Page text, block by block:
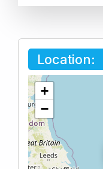
Location:
+
−